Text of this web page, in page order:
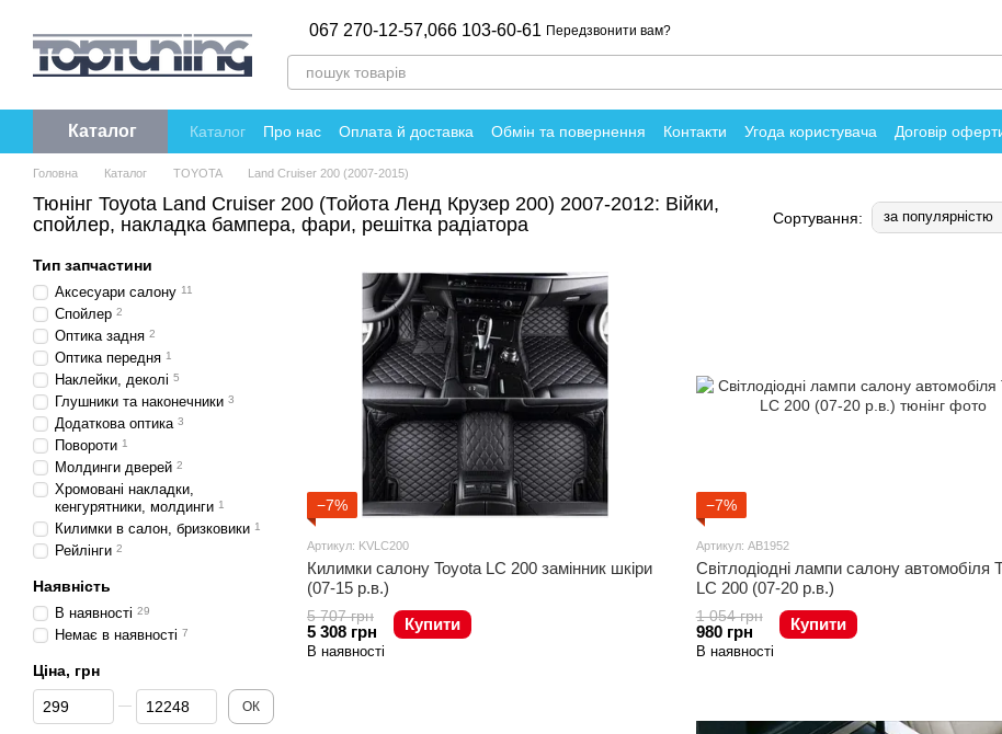
067 270-12-57,066 103-60-61 Передзвонити вам?
Каталог Каталог Про нас Оплата й доставка Обмін та повернення Контакти Угода користувача
Договір
Політика конфіденційності
Відгуки про магазин
Головна Каталог TOYOTA Land Cruiser 200 (2007-2015)
Тюнінг Toyota Land Cruiser 200 (Тойота Ленд Крузер 200) 2007-2012: Війки,
спойлер, накладка бампера, фари, решітка радіатора
Сортування: за популярністю
−7%
Артикул: KVLC200
Килимки салону Toyota LC 200 замінник шкіри
(07-15 р.в.)
5 707 грн
5 308 грн Купити
В наявності
−7%
Артикул: AB1952
Світлодіодні лампи салону автомобіля
LC 200 (07-20 р.в.)
1 054 грн
980 грн Купити
В наявності
Тип запчастини
Аксесуари салону 11
Спойлер 2
Оптика задня 2
Оптика передня 1
Наклейки, деколі 5
Глушники та наконечники 3
Додаткова оптика 3
Повороти 1
Молдинги дверей 2
Хромовані накладки,
кенгурятники, молдинги 1
Килимки в салон, бризковики 1
Рейлінги 2
Наявність
В наявності 29
Немає в наявності 7
Ціна, грн
Від Ціна, грн
До Ціна, грн ОК